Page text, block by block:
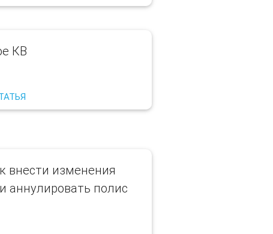
КВ
внести изменения
аннулировать полис